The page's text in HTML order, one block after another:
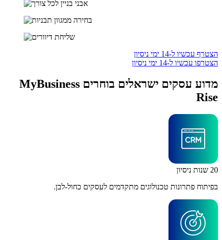
הצטרף עכשיו ל-14 ימי ניסיון
הצטרפו עכשיו ל-14 ימי ניסיון
מדוע עסקים ישראלים בוחרים MyBusiness
Rise
20 שנות ניסיון
בפיתוח פתרונות טכנולוגים מתקדמים לעסקים כחול-לבן.